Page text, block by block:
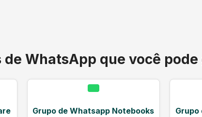
de WhatsApp que você
Grupo de Whatsapp Notebooks